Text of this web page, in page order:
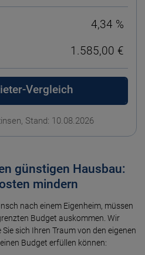
4,34 %
1.585,00 €
Stand: 10.08.2026
Vergleich
günstigen Hausbau:
mindern
nach einem Eigenheim, müssen
Budget auskommen. Wir
sich Ihren Traum von den eigenen
Budget erfüllen können: